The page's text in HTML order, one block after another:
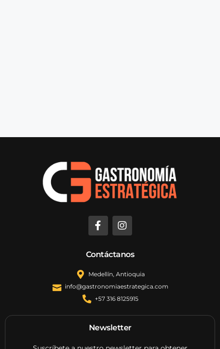
Contáctanos
Medellín, Antioquia
info@gastronomiaestrategica.com
+57 316 8125915
Newsletter